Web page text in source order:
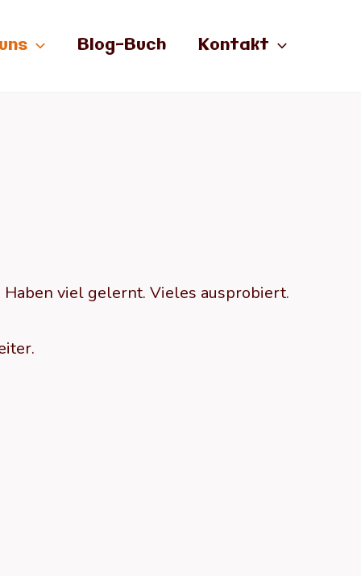
Blog-Buch Kontakt
viel gelernt. Vieles ausprobiert.